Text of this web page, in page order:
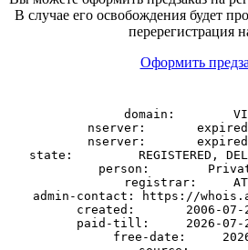
В случае его освобождения будет
перерегистрация
Оформить
domain:
nserver:
nserver:
state:         REGISTERED,
person:
registrar:
admin-contact: https://
created:       2006-07-
paid-till:     2026-07-
free-date: